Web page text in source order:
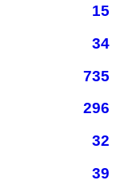
15
34
735
296
32
39